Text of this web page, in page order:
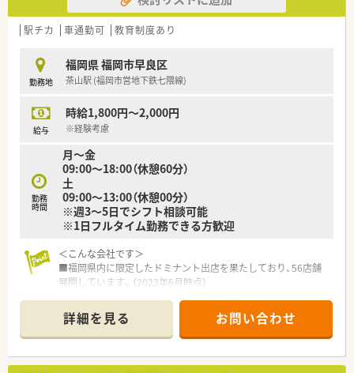
■残業時間は会社全体で厳密に管理されており、1分単位で計算
されるため安心して働けます。
■希望休や有給休暇の申請が通りやすく、プライベートの予定も
駅チカ 車通勤可 教育制度あり
勤務地
福岡県 福岡市早良区
茶山駅 (福岡市営地下鉄七隈線)
給与
時給1,800円～2,000円
※経験考慮
勤務
時間
月～金
09:00～18:00（休憩60分）
土
09:00～13:00（休憩00分）
※週3～5日でシフト相談可能
※1日フルタイム勤務できる方歓迎
＜こんな会社です＞
■福岡県内に限定したドミナント出店を果たしており、56店舗
展開しています。（2022年6月時点）
元との関係も良好です。
■フランチャイズ制度もあり、実際に多数の薬剤師さんが独立さ
れています。
■対人業務を強化！電話による服薬フォローやかかりつけ業務に
力を入れています。
詳細を見る お問い合わせ